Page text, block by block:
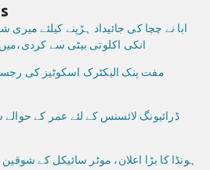
ابا نے چچا کی جائیداد ہڑپنے کیلئے میری
انکی اکلوتی بیٹی سے
مفت پنک الیکٹرک اسکوٹیز کی
ڈرائیونگ لائسنس کے لئے عمر کے حوالے
ہونڈا کا بڑا اعلان، موٹر سائیکل کے شوقین